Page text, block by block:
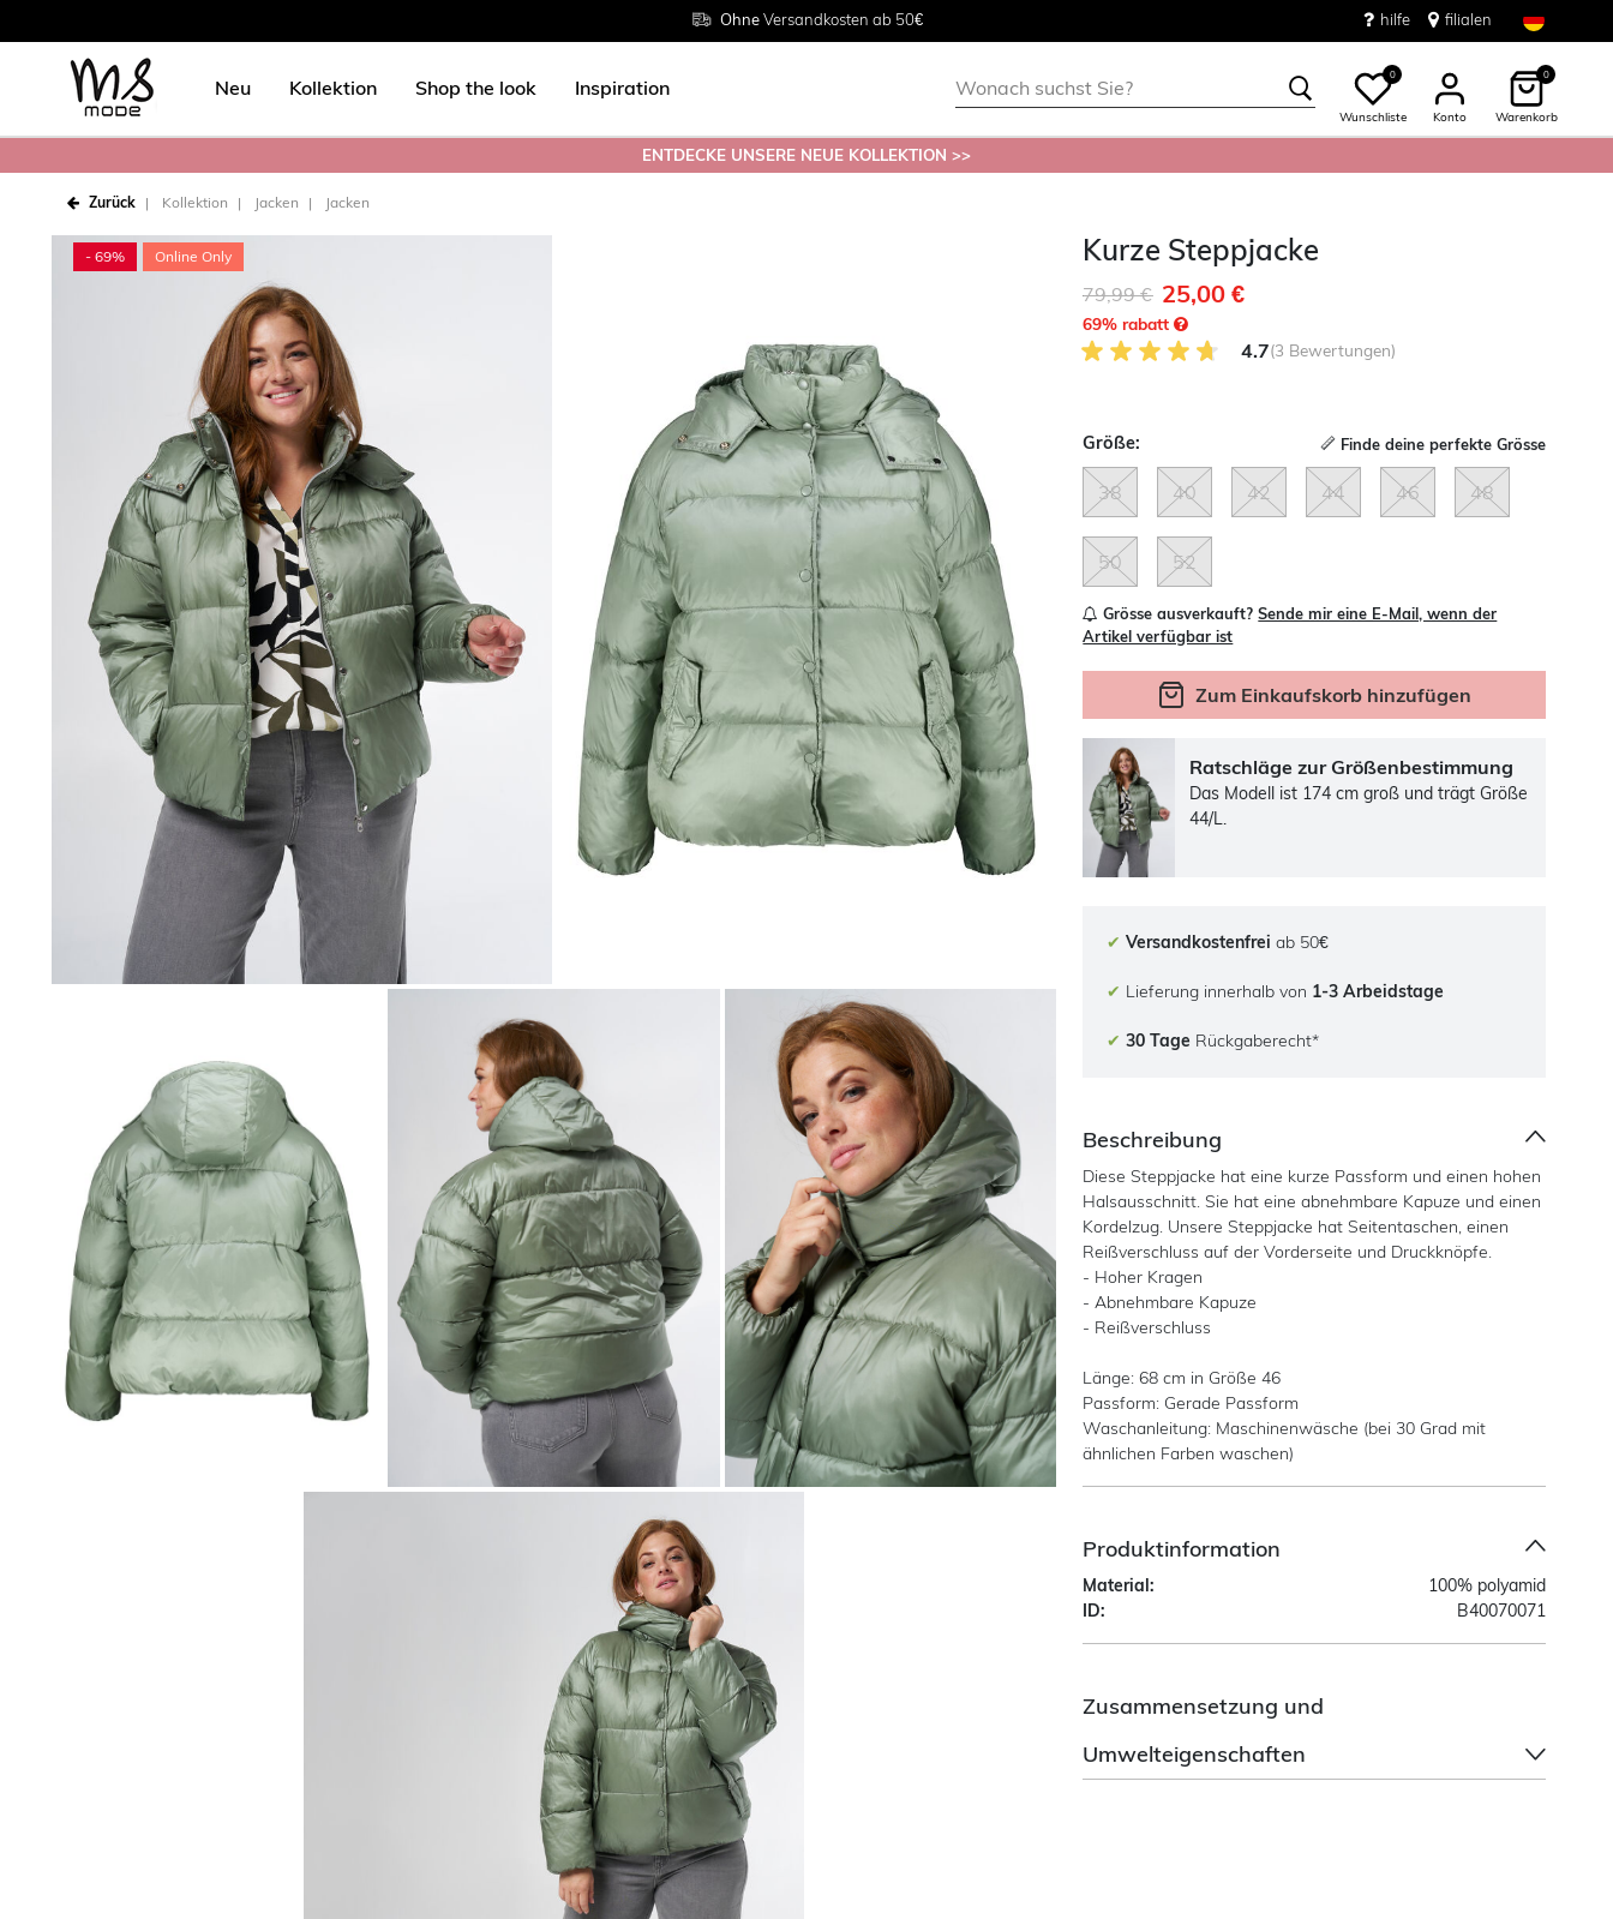
OhneVersandkosten ab 50€
Grösse38 - 54
Rückgabe innerhalb 30 Tagen hilfe filialen
Neu Kollektion Shop the look Inspiration
0
Wunschliste Konto
0
Warenkorb
ENTDECKE UNSERE NEUE KOLLEKTION >>
Zurück Kollektion Jacken Jacken
- 69% Online Only Kurze Steppjacke
Reduziert von
79,99 €auf
25,00 €
69% rabatt
4.7 von 5 Kundenrezensionen
4.7(3 Bewertungen)
Größe: Finde deine perfekte Grösse
38 40 42 44 46 48
50 52
Grösse ausverkauft?Sende mir eine E-Mail, wenn der
Artikel verfügbar ist
Zum Einkaufskorb hinzufügen
Ratschläge zur Größenbestimmung
Das Modell ist 174 cm groß und trägt Größe
44/L.
✔ Versandkostenfrei ab 50€
✔ Lieferung innerhalb von 1-3 Arbeidstage
✔ 30 Tage Rückgaberecht*
Beschreibung
Diese Steppjacke hat eine kurze Passform und einen hohen
Halsausschnitt. Sie hat eine abnehmbare Kapuze und einen
Kordelzug. Unsere Steppjacke hat Seitentaschen, einen
Reißverschluss auf der Vorderseite und Druckknöpfe.
- Hoher Kragen
- Abnehmbare Kapuze
- Reißverschluss
Länge: 68 cm in Größe 46
Passform: Gerade Passform
Waschanleitung: Maschinenwäsche (bei 30 Grad mit
ähnlichen Farben waschen)
Produktinformation
Material:
100% polyamid
ID:
B40070071
Zusammensetzung und
Umwelteigenschaften